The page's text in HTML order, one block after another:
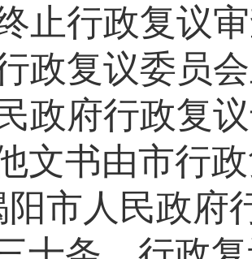
止行政复议
政复议委员
政府行政复
文书由市行
阳市人民政府